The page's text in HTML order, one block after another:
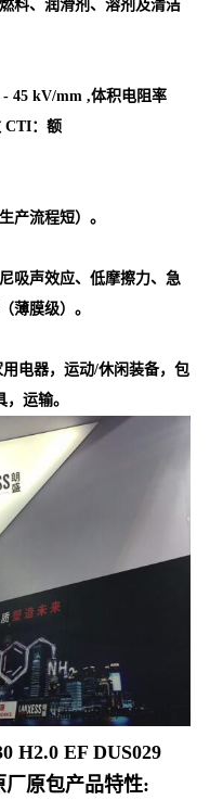
料、润滑剂、溶剂及清洁
45 kV/mm ,体积电阻率
CTI：额
产流程短）。
吸声效应、低摩擦力、急
薄膜级）。
电器，运动/休闲装备，包
运输。
H2.0 EF DUS029
原包产品特性: